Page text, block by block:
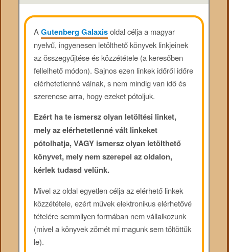
AGutenberg Galaxisoldal célja a magyar
nyelvű, ingyenesen letölthető könyvek linkjeinek
az összegyűjtése és közzététele (a keresőben
fellelhető módon). Sajnos ezen linkek időről időre
elérhetetlenné válnak, s nem mindig van idő és
szerencse arra, hogy ezeket pótoljuk.
Ezért ha te ismersz olyan letöltési linket,
mely az elérhetetlenné vált linkeket
pótolhatja, VAGY ismersz olyan letölthető
könyvet, mely nem szerepel az oldalon,
kérlek tudasd velünk.
Mivel az oldal egyetlen célja az elérhető linkek
közzététele, ezért művek elektronikus elérhetővé
tételére semmilyen formában nem vállalkozunk
(mivel a könyvek zömét mi magunk sem töltöttük
le).